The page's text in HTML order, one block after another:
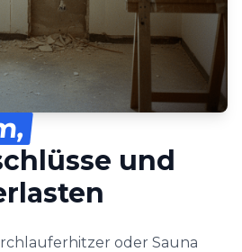
und
oder Sauna